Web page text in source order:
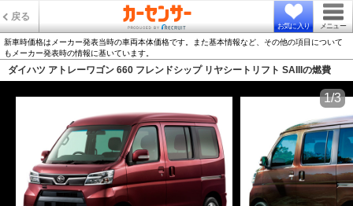
戻る
お気に入り メニュー
新車時価格はメーカー発表当時の車両本体価格です。また基本情報など、その他の項目について
もメーカー発表時の情報に基いています。
ダイハツ アトレーワゴン 660 フレンドシップ リヤシートリフト SAIIIの燃費
1/3